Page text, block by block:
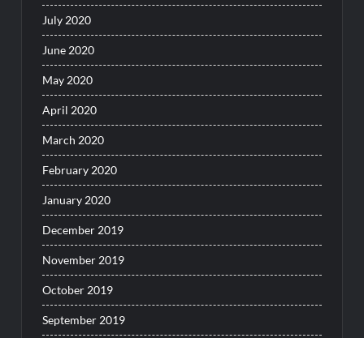
July 2020
June 2020
May 2020
April 2020
March 2020
February 2020
January 2020
December 2019
November 2019
October 2019
September 2019